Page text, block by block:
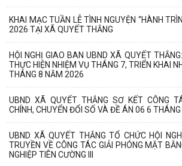
KHAI MẠC TUẦN LỄ TÌNH NGUYỆN “HÀNH
2026 TẠI XÃ QUYẾT THẮNG
HỘI NGHỊ GIAO BAN UBND XÃ QUYẾT
THỰC HIỆN NHIỆM VỤ THÁNG 7, TRIỂN KHAI
THÁNG 8 NĂM 2026
UBND XÃ QUYẾT THẮNG SƠ KẾT CÔNG
CHÍNH, CHUYỂN ĐỔI SỐ VÀ ĐỀ ÁN 06 6
UBND XÃ QUYẾT THẮNG TỔ CHỨC HỘI
TRUYỀN VỀ CÔNG TÁC GIẢI PHÓNG MẶT
NGHIỆP TIÊN CƯỜNG III